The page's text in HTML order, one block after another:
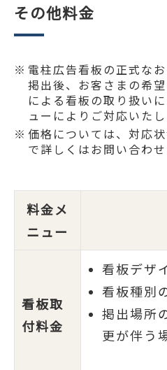
その他料金
電柱広告看板の正式な
掲出後、お客さまの希
による看板の取り扱い
ューによりご対応いたし
価格については、対応
で詳しくはお問い合わせ
料金メ
ニュー
看板取
付料金
看板デザ
看板種別
掲出場所
更が伴う